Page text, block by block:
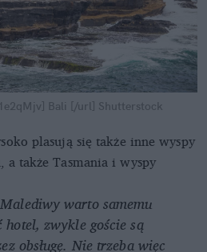
Bali [/url] Shutterstock
plasują się także inne wyspy
także Tasmania i wyspy
warto samemu
zwykle goście są
obsługę. Nie trzeba więc